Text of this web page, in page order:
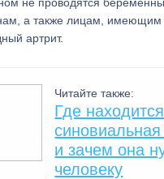
а также лицам, имеющим
артрит.
Читайте также:
Где находится
и зачем она
человеку